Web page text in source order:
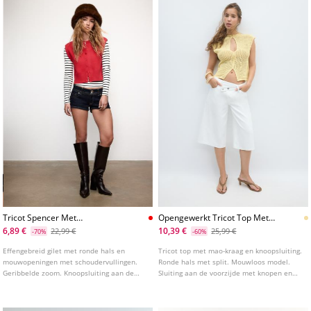
Tricot Spencer Met
Schoudervullingen
6,89 € -70% 22,99 €
Effengebreid gilet met ronde hals en
mouwopeningen met schoudervullingen.
Geribbelde zoom. Knoopsluiting aan de
Opengewerkt Tricot Top Met
Opening
10,39 € -60% 25,99 €
Tricot top met mao-kraag en knoopsluiting.
Ronde hals met split. Mouwloos model.
Sluiting aan de voorzijde met knopen en